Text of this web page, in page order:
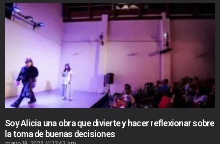
Soy Alicia una obra que divierte y hacer reflexionar sobre
la toma de buenas decisiones